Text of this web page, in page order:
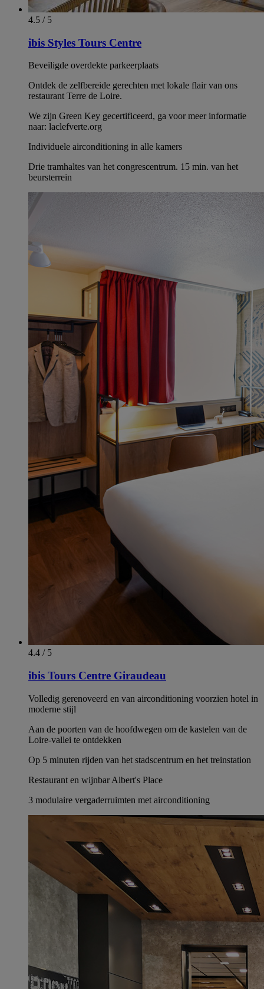
4.5 / 5
ibis Styles Tours Centre
Beveiligde overdekte parkeerplaats
Ontdek de zelfbereide gerechten met lokale flair van ons
restaurant Terre de Loire.
We zijn Green Key gecertificeerd, ga voor meer informatie
naar: laclefverte.org
Individuele airconditioning in alle kamers
Drie tramhaltes van het congrescentrum. 15 min. van het
beursterrein
4.4 / 5
ibis Tours Centre Giraudeau
Volledig gerenoveerd en van airconditioning voorzien hotel in
moderne stijl
Aan de poorten van de hoofdwegen om de kastelen van de
Loire-vallei te ontdekken
Op 5 minuten rijden van het stadscentrum en het treinstation
Restaurant en wijnbar Albert's Place
3 modulaire vergaderruimten met airconditioning